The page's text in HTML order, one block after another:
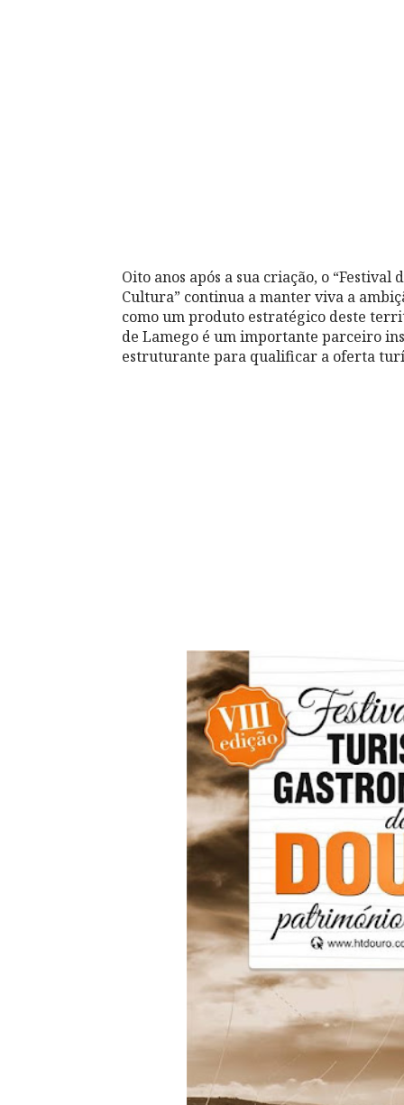
Oito anos após a sua criação, o
Cultura” continua a manter viva a
como um produto estratégico deste
de Lamego é um importante parceiro
estruturante para qualificar a oferta